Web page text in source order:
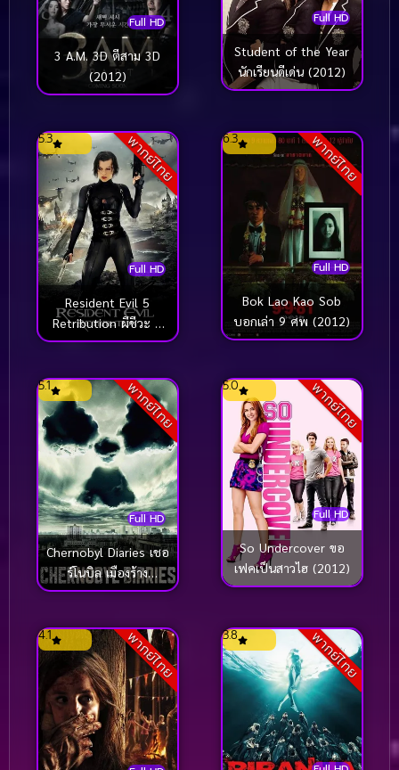
Full HD
3 A.M. 3D ตีสาม 3D
(2012)
Full HD
Student of the Year
นักเรียนดีเด่น (2012)
พากย์ไทย
Full HD
5.3
Resident Evil 5
Retribution ผีชีวะ 5
สงครามไวรัสล้างนรก
พากย์ไทย
Full HD
6.3
Bok Lao Kao Sob
บอกเล่า 9 ศพ (2012)
พากย์ไทย
Full HD
5.1
Chernobyl Diaries เชอ
ร์โนบิล เมืองร้าง
มหันตภัยหลอน (2012)
พากย์ไทย
Full HD
5.0
So Undercover ขอ
เฟคเป็นสาวไฮ (2012)
พากย์ไทย
4.1 พากย์ไทย
3.8